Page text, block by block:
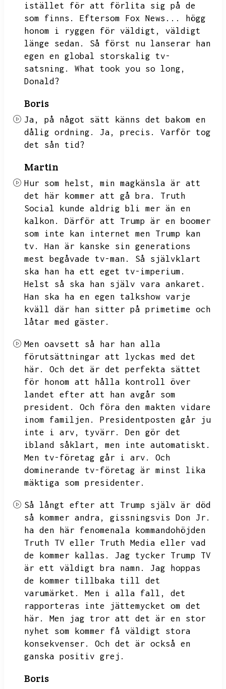
istället för att förlita sig på de
som finns.
Eftersom Fox News...
högg
honom i ryggen för väldigt,
väldigt
länge sedan.
Så först nu lanserar han
egen en global storskalig tv-
satsning.
What took you so long,
Donald?
Boris
Ja,
på något sätt känns det bakom en
dålig ordning.
Ja, precis.
Varför tog
det sån tid?
Martin
Hur som helst,
min magkänsla är att
det här kommer att gå bra.
Truth
Social kunde aldrig bli mer än en
kalkon.
Därför att Trump är en boomer
som inte kan internet men Trump kan
tv.
Han är kanske sin generations
mest begåvade tv-man.
Så självklart
ska han ha ett eget tv-imperium.
Helst så ska han själv vara ankaret.
Han ska ha en egen talkshow varje
kväll där han sitter på primetime och
låtar med gäster.
Men oavsett så har han alla
förutsättningar att lyckas med det
här.
Och det är det perfekta sättet
för honom att hålla kontroll över
landet efter att han avgår som
president.
Och föra den makten vidare
inom familjen.
Presidentposten går ju
inte i arv,
tyvärr.
Den gör det
ibland såklart,
men inte automatiskt.
Men tv-företag går i arv.
Och
dominerande tv-företag är minst lika
mäktiga som presidenter.
Så långt efter att Trump själv är död
så kommer andra,
gissningsvis Don Jr.
ha den här fenomenala kommandohöjden
Truth TV eller Truth Media eller vad
de kommer kallas.
Jag tycker Trump TV
är ett väldigt bra namn.
Jag hoppas
de kommer tillbaka till det
varumärket.
Men i alla fall,
det
rapporteras inte jättemycket om det
här.
Men jag tror att det är en stor
nyhet som kommer få väldigt stora
konsekvenser.
Och det är också en
ganska positiv grej.
Boris